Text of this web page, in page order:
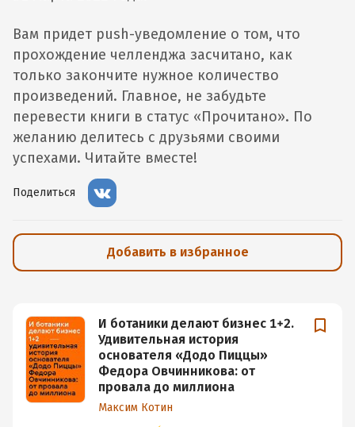
Вам придет push-уведомление о том, что
прохождение челленджа засчитано, как
только закончите нужное количество
произведений. Главное, не забудьте
перевести книги в статус «Прочитано». По
желанию делитесь с друзьями своими
успехами. Читайте вместе!
Поделиться
Добавить в избранное
И ботаники делают бизнес 1+2.
Удивительная история
основателя «Додо Пиццы»
Федора Овчинникова: от
провала до миллиона
Максим Котин